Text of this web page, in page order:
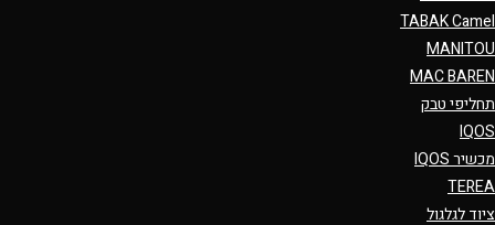
TABAK Camel
MANITOU
MAC BAREN
תחליפי טבק
IQOS
מכשיר IQOS
TEREA
ציוד לגלגול